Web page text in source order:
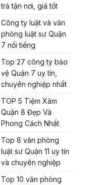
trả tận nơi, giá tốt
Công ty luật và văn
phòng luật sư Quận
7 nổi tiếng
Top 27 công ty bảo
vệ Quận 7 uy tín,
chuyên nghiệp nhất
TOP 5 Tiệm Xăm
Quận 8 Đẹp Và
Phong Cách Nhất
Top 8 văn phòng
luật sư Quận 11 uy tín
và chuyên nghiệp
Top 10 văn phòng